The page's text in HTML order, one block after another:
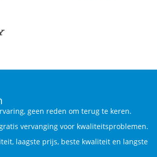
geen reden om terug te keren.
vervanging voor kwaliteitsproblemen.
laagste prijs, beste kwaliteit en langste